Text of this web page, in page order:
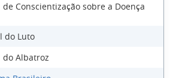
Conscientização sobre a Doença
do Luto
Albatroz